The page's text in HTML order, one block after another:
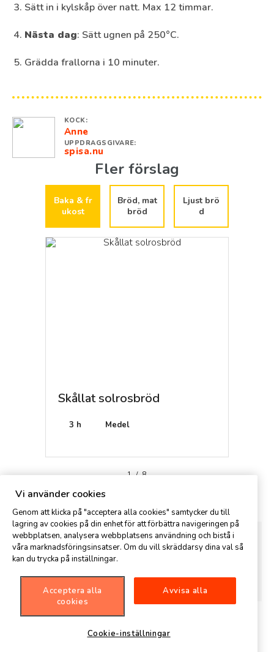
Sätt in i kylskåp över natt. Max 12 timmar.
Nästa dag: Sätt ugnen på 250°C.
Grädda frallorna i 10 minuter.
KOCK:
Anne
UPPDRAGSGIVARE:
spisa.nu
Fler förslag
Baka & fr
ukost
Bröd, mat
bröd
Ljust brö
d
Skållat solrosbröd
3 h Medel
1 / 8
Kommentar
Vi använder cookies
Genom att klicka på "acceptera alla cookies" samtycker du till
lagring av cookies på din enhet för att förbättra navigeringen på
webbplatsen, analysera webbplatsens användning och bistå i
våra marknadsföringsinsatser. Om du vill skräddarsy dina val så
kan du trycka på inställningar.
Acceptera alla
cookies
Avvisa alla
Cookie-inställningar